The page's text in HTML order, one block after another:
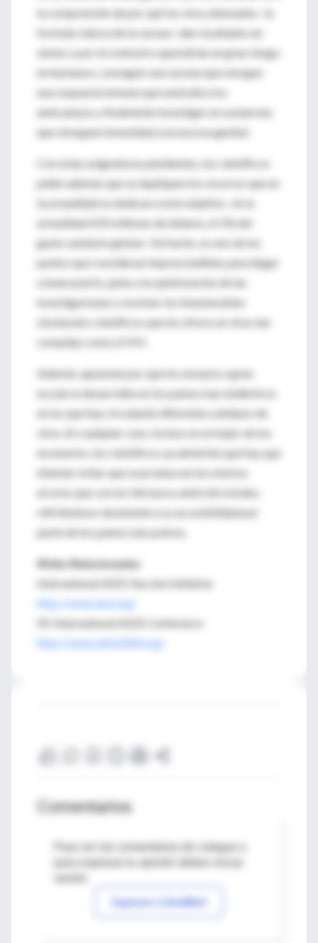
la comprensión de por qué los virus atenuados -la
formula clásica de la vacuna- dan resultados en
simios y por el contrario supondrían un gran riesgo
en humanos; conseguir una vacuna que otorgue
una respuesta inmune que neutralice los
anticuerpos y finalmente investigar en sustancias
que otorguen inmunidad a la mucosa genital.
Con estas asignaturas pendientes, los científicos
piden además que se dupliquen los recursos que en
la actualidad se dedican a este objetivo -en la
actualidad 650 millones de dólares, el 1% del
gasto sanitario global-. De hecho, es uno de los
puntos que consideran imprescindibles para llegar
a buen puerto, junto a la optimización de las
investigaciones y resolver los innumerables
obstáculos científicos que les ofrece un virus tan
complejo como el VIH.
Además, apuestan por que los ensayos a gran
escala se desarrollen en los países mas endémicos
en los que hay circulando diferentes subtipos de
virus. En cualquier caso, incluso en el mejor de los
escenarios, los científicos ya advierten que hay que
intentar evitar que se produzcan los mismos
errores que con los fármacos antirretrovirales,
refiriéndose claramente a su accesibilidad por
parte de los países más pobres.
Webs Relacionadas
International AIDS Vaccine Initiative
http://www.iavi.org/
XV International AIDS Conference
http://www.aids2004.org/
Comentarios
Para ver los comentarios de colegas o
Ingresar a IntraMed